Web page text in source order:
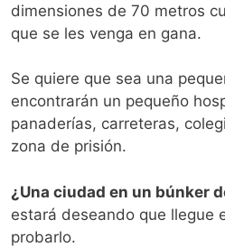
dimensiones de 70 metros
que se les venga en gana.
Se quiere que sea una
encontrarán un pequeño
panaderías, carreteras,
zona de prisión.
¿Una ciudad en un búnker
estará deseando que llegue
probarlo.